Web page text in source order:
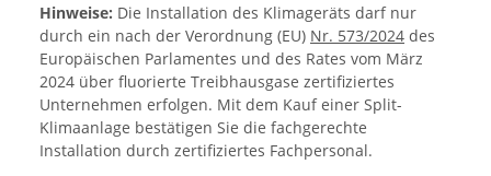
Hinweise: Die Installation des Klimageräts darf nur
durch ein nach der Verordnung (EU) Nr. 573/2024 des
Europäischen Parlamentes und des Rates vom März
2024 über fluorierte Treibhausgase zertifiziertes
Unternehmen erfolgen. Mit dem Kauf einer Split-
Klimaanlage bestätigen Sie die fachgerechte
Installation durch zertifiziertes Fachpersonal.